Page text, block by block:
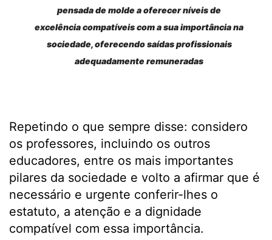
pensada de molde a oferecer níveis de
excelência compatíveis com a sua importância na
sociedade, oferecendo saídas profissionais
adequadamente remuneradas
Repetindo o que sempre disse: considero
os professores, incluindo os outros
educadores, entre os mais importantes
pilares da sociedade e volto a afirmar que é
necessário e urgente conferir-lhes o
estatuto, a atenção e a dignidade
compatível com essa importância.